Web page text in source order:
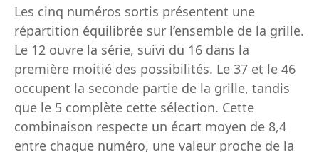
Les cinq numéros sortis présentent une
répartition équilibrée sur l’ensemble de la grille.
Le 12 ouvre la série, suivi du 16 dans la
première moitié des possibilités. Le 37 et le 46
occupent la seconde partie de la grille, tandis
que le 5 complète cette sélection. Cette
combinaison respecte un écart moyen de 8,4
entre chaque numéro, une valeur proche de la